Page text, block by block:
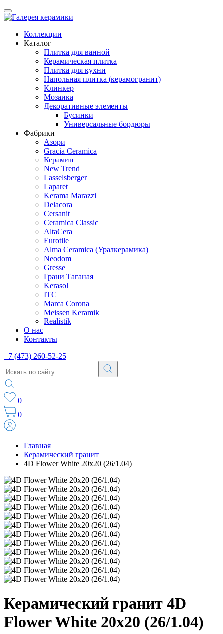
Коллекции
Каталог
Плитка для ванной
Керамическая плитка
Плитка для кухни
Напольная плитка (керамогранит)
Клинкер
Мозаика
Декоративные элементы
Бусинки
Универсальные бордюры
Фабрики
Азори
Gracia Ceramica
Керамин
New Trend
Lasselsberger
Laparet
Kerama Marazzi
Delacora
Cersanit
Ceramica Classic
AltaCera
Eurotile
Alma Ceramica (Уралкерамика)
Neodom
Gresse
Грани Таганая
Kerasol
ITC
Marca Corona
Meissen Keramik
Realistik
О нас
Контакты
+7 (473) 260-52-25
0
0
Главная
Керамический гранит
4D Flower White 20х20 (26/1.04)
Керамический гранит 4D
Flower White 20х20 (26/1.04)